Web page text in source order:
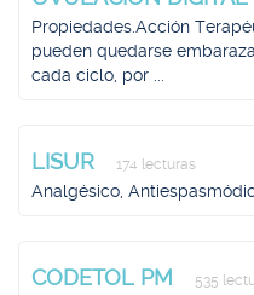
Propiedades.Acción
pueden quedarse
cada ciclo, por ...
LISUR 174 lecturas
Analgésico,
CODETOL PM 535